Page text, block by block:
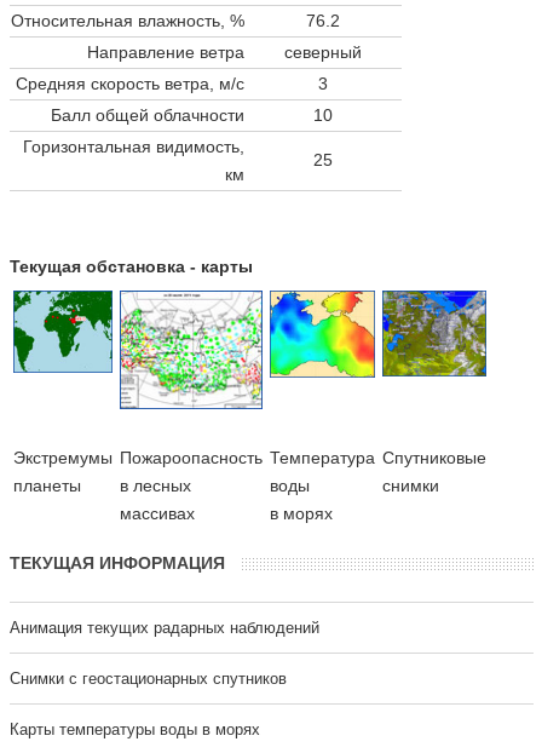
Относительная влажность, %
76.2
Направление ветра
северный
Средняя скорость ветра, м/с
3
Балл общей облачности
10
Горизонтальная видимость,
км
25
Текущая обстановка - карты
Экстремумы
планеты
Пожароопасность
в лесных
массивах
Температура
воды
в морях
Cпутниковые
снимки
ТЕКУЩАЯ ИНФОРМАЦИЯ
Анимация текущих радарных наблюдений
Cнимки с геостационарных спутников
Карты температуры воды в морях